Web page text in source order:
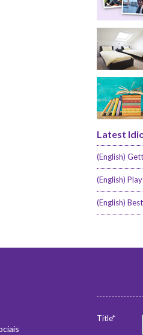
Latest
(English)
(English)
(English)
Title*